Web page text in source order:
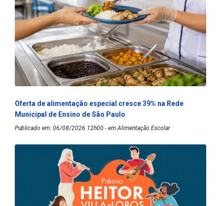
Oferta de alimentação especial cresce 39% na Rede
Municipal de Ensino de São Paulo
Publicado em: 06/08/2026 12h00 - em Alimentação Escolar